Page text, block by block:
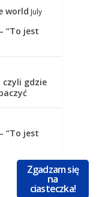
world July
“To jest
czyli gdzie
“To jest
Zgadzam się
na
ciasteczka!